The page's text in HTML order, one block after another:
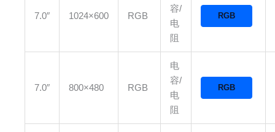
7.0″ 1024×600 RGB
容/
电
阻
RGB
7.0″ 800×480 RGB
电
容/
电
阻
RGB